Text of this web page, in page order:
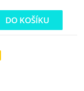
DO KOŠÍKU